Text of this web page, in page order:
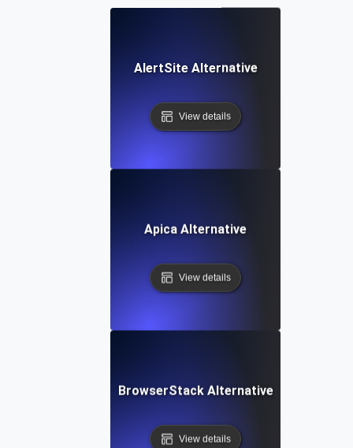
AlertSite Alternative
View details
Apica Alternative
View details
BrowserStack Alternative
View details